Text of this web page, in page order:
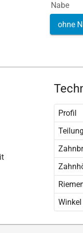
Nabe
ohne
Profil